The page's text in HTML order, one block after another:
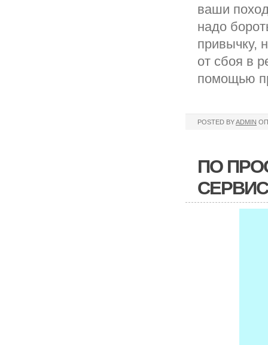
ваши
надо
привычку,
от сбоя в
помощью
POSTED BYADMIN
ПО